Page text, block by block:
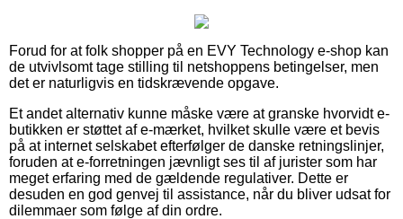
Forud for at folk shopper på en EVY Technology e-shop kan
de utvivlsomt tage stilling til netshoppens betingelser, men
det er naturligvis en tidskrævende opgave.
Et andet alternativ kunne måske være at granske hvorvidt e-
butikken er støttet af e-mærket, hvilket skulle være et bevis
på at internet selskabet efterfølger de danske retningslinjer,
foruden at e-forretningen jævnligt ses til af jurister som har
meget erfaring med de gældende regulativer. Dette er
desuden en god genvej til assistance, når du bliver udsat for
dilemmaer som følge af din ordre.